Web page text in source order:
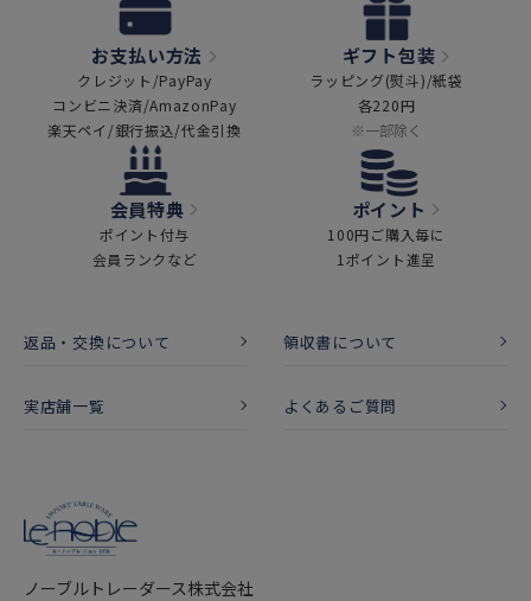
お支払い方法
クレジット/PayPay
コンビニ決済/AmazonPay
楽天ペイ/銀行振込/代金引換
ギフト包装
ラッピング(熨斗)/紙袋
各220円
※一部除く
会員特典
ポイント付与
会員ランクなど
ポイント
100円ご購入毎に
1ポイント進呈
返品・交換について 領収書について
実店舗一覧 よくあるご質問
ノーブルトレーダース株式会社